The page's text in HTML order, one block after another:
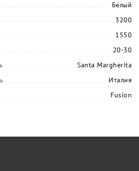
Белый
3200
1550
20-30
Santa Margherita
Италия
Fusion